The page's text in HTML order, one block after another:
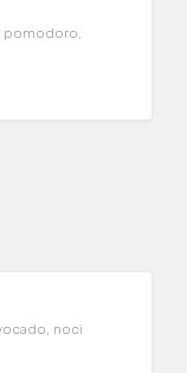
pomodoro,
noci